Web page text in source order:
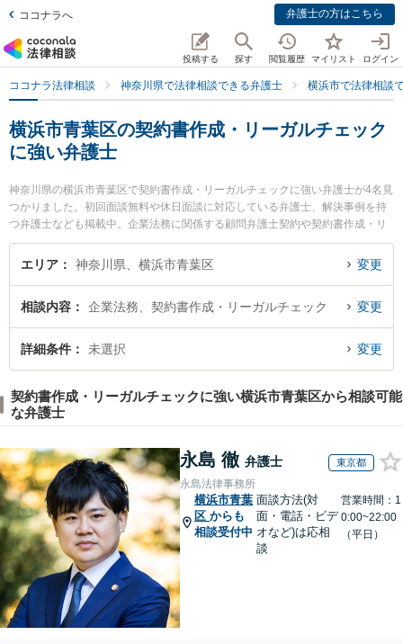
ココナラへ 弁護士の方はこちら
投稿する 探す 閲覧履歴 マイリスト ログイン
ココナラ法律相談 神奈川県で法律相談できる弁護士 横浜市で法律相談
横浜市青葉区の契約書作成・リーガルチェック
に強い弁護士
神奈川県の横浜市青葉区で契約書作成・リーガルチェックに強い弁護士が4名見
つかりました。初回面談無料や休日面談に対応している弁護士、解決事例を持
つ弁護士なども掲載中。企業法務に関係する顧問弁護士契約や契約書作成・リ
ーガルチェック、雇用契約書・就業規則作成等の細かな分野での絞り込み検索
もでき便利です。特に青葉台法律事務所の佐々木 博征弁護士やアスールたまプ
区で土日や夜間に発生した契約書作成・リーガルチェックのトラブルを今すぐ
に弁護士に相談したい』『契約書作成・リーガルチェックのトラブル解決の実
績豊富な近くの弁護士を検索したい』『初回相談無料で契約書作成・リーガル
エリア 神奈川県、横浜市青葉区 変更
相談内容 企業法務、契約書作成・リーガルチェック 変更
詳細条件 未選択 変更
契約書作成・リーガルチェックに強い横浜市青葉区から相談可能
な弁護士
永島 徹 弁護士 東京都
永島法律事務所
横浜市青葉
区 からも
相談受付中
面談方法(対
面・電話・ビデ
オなど)は応相
談
営業時間：1
0:00~22:00
（平日）